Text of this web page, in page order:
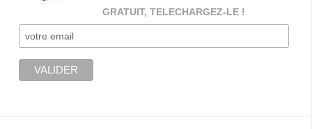
GRATUIT, TELECHARGEZ-LE !